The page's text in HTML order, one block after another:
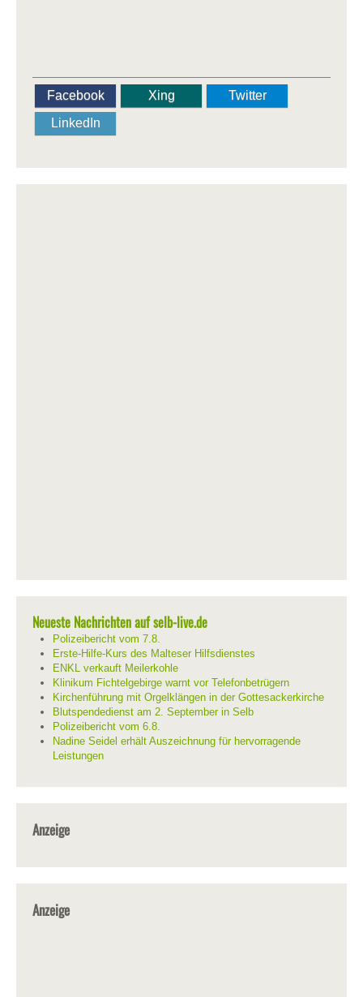
Facebook Xing
Twitter
LinkedIn
Neueste Nachrichten auf selb-live.de
Polizeibericht vom 7.8.
Erste-Hilfe-Kurs des Malteser Hilfsdienstes
ENKL verkauft Meilerkohle
Klinikum Fichtelgebirge warnt vor Telefonbetrügern
Kirchenführung mit Orgelklängen in der Gottesackerkirche
Blutspendedienst am 2. September in Selb
Polizeibericht vom 6.8.
Nadine Seidel erhält Auszeichnung für hervorragende
Leistungen
Anzeige
Anzeige